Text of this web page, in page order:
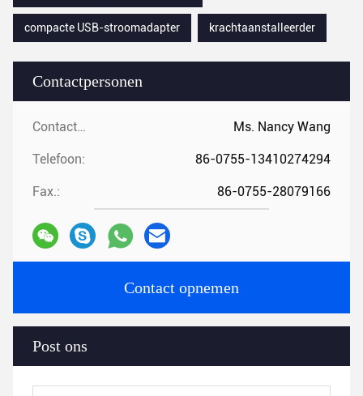
Contactpersonen
Contactpersonen: Ms. Nancy Wang
Telefoon: 86-0755-13410274294
Fax.: 86-0755-28079166
Contact opnemen
Post ons
compacte USB-stroomadapter krachtaanstalleerder